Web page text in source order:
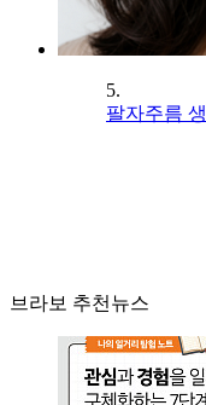
5.
팔자주름
브라보 추천뉴스